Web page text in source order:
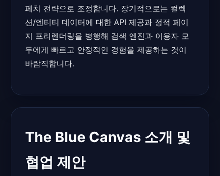
페치 전략으로 조정합니다. 장기적으로는 컬렉
션/엔티티 데이터에 대한 API 제공과 정적 페이
지 프리렌더링을 병행해 검색 엔진과 이용자 모
두에게 빠르고 안정적인 경험을 제공하는 것이
바람직합니다.
The Blue Canvas 소개 및
협업 제안